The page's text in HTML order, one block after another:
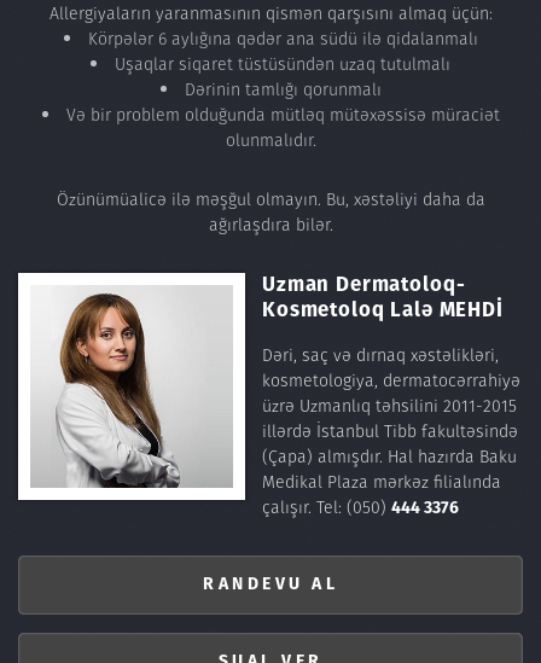
Allergiyaların yaranmasının qismən qarşısını almaq üçün:
Körpələr 6 aylığına qədər ana südü ilə qidalanmalı
Uşaqlar siqaret tüstüsündən uzaq tutulmalı
Dərinin tamlığı qorunmalı
Və bir problem olduğunda mütləq mütəxəssisə müraciət
olunmalıdır.
Özünümüalicə ilə məşğul olmayın. Bu, xəstəliyi daha da
ağırlaşdıra bilər.
Uzman Dermatoloq-
Kosmetoloq Lalə MEHDİ
Dəri, saç və dırnaq xəstəlikləri,
kosmetologiya, dermatocərrahiyə
üzrə Uzmanlıq təhsilini 2011-2015
illərdə İstanbul Tibb fakultəsində
(Çapa) almışdır. Hal hazırda Baku
Medikal Plaza mərkəz filialında
çalışır. Tel: (050)444 3376
RANDEVU AL